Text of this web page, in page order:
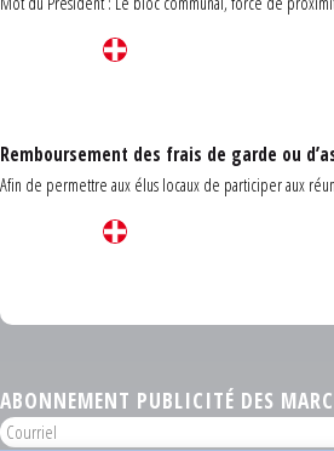
Remboursement des frais de garde ou
Afin de permettre aux élus locaux de participer aux
ABONNEMENT PUBLICITÉ DES